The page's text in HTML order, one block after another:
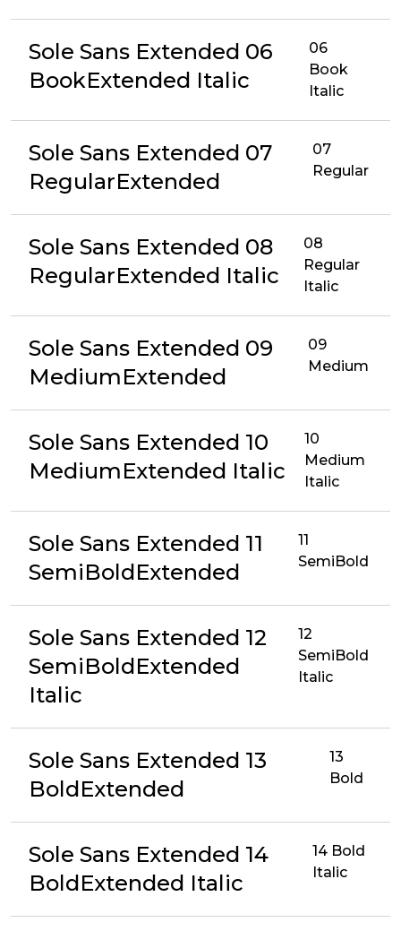
Sole Sans Extended 06
BookExtended Italic
06
Book
Italic
Sole Sans Extended 07
RegularExtended
07
Regular
Sole Sans Extended 08
RegularExtended Italic
08
Regular
Italic
Sole Sans Extended 09
MediumExtended
09
Medium
Sole Sans Extended 10
MediumExtended Italic
10
Medium
Italic
Sole Sans Extended 11
SemiBoldExtended
11
SemiBold
Sole Sans Extended 12
SemiBoldExtended
Italic
12
SemiBold
Italic
Sole Sans Extended 13
BoldExtended
13
Bold
Sole Sans Extended 14
BoldExtended Italic
14 Bold
Italic